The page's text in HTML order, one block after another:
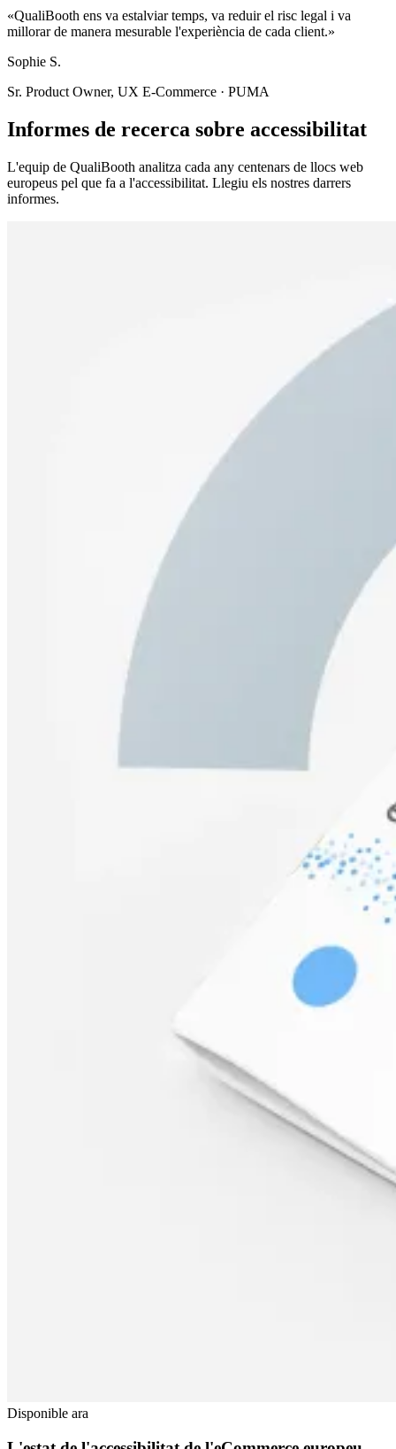
«QualiBooth ens va estalviar temps, va reduir el risc legal i va
millorar de manera mesurable l'experiència de cada client.»
Sophie S.
Sr. Product Owner, UX E-Commerce · PUMA
Informes de recerca sobre accessibilitat
L'equip de QualiBooth analitza cada any centenars de llocs web
europeus pel que fa a l'accessibilitat. Llegiu els nostres darrers
informes.
Disponible ara